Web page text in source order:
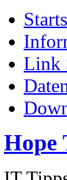
Link
Hope